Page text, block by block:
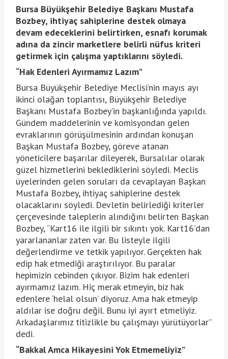
Bursa Büyükşehir Belediye Başkanı Mustafa
Bozbey, ihtiyaç sahiplerine destek olmaya
devam edeceklerini belirtirken, esnafı korumak
adına da zincir marketlere belirli nüfus kriteri
getirmek için çalışma yaptıklarını söyledi.
“Hak Edenleri Ayırmamız Lazım”
Bursa Büyükşehir Belediye Meclisi’nin mayıs ayı
ikinci olağan toplantısı, Büyükşehir Belediye
Başkanı Mustafa Bozbey’in başkanlığında yapıldı.
Gündem maddelerinin ve komisyondan gelen
evraklarının görüşülmesinin ardından konuşan
Başkan Mustafa Bozbey, göreve atanan
yöneticilere başarılar dileyerek, Bursalılar olarak
güzel hizmetlerini beklediklerini söyledi. Meclis
üyelerinden gelen soruları da cevaplayan Başkan
Mustafa Bozbey, ihtiyaç sahiplerine destek
olacaklarını söyledi. Devletin belirlediği kriterler
çerçevesinde taleplerin alındığını belirten Başkan
Bozbey, “Kart16 ile ilgili bir sıkıntı yok. Kart16’dan
yararlananlar zaten var. Bu listeyle ilgili
değerlendirme ve tetkik yapılıyor. Gerçekten hak
edip hak etmediği araştırılıyor. Bu paralar
hepimizin cebinden çıkıyor. Bizim hak edenleri
ayırmamız lazım. Hiç merak etmeyin, biz hak
edenlere ‘helal olsun’ diyoruz. Ama hak etmeyip
aldılar ise doğru değil. Bunu iyi ayırt etmeliyiz.
Arkadaşlarımız titizlikle bu çalışmayı yürütüyorlar”
dedi.
“Bakkal Amca Hikayesini Yok Etmemeliyiz”